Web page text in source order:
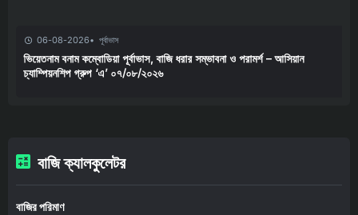
06-08-2026 পূর্বাভাস
ভিয়েতনাম বনাম কম্বোডিয়া পূর্বাভাস, বাজি ধরার সম্ভাবনা ও পরামর্শ – আসিয়ান
চ্যাম্পিয়নশিপ গ্রুপ ‘এ’ ০৭/০৮/২০২৬
বাজি ক্যালকুলেটর
বাজির পরিমাণ